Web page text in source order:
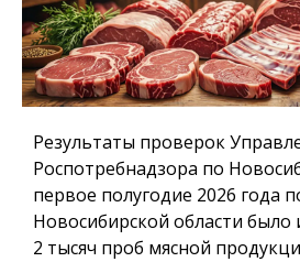
Результаты проверок
Роспотребнадзора по
первое полугодие 2026 года
Новосибирской области было
2 тысяч проб мясной